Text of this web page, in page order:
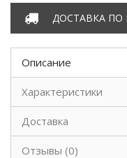
ДОСТАВКА ПО
Описание
Характеристики
Доставка
Отзывы (0)